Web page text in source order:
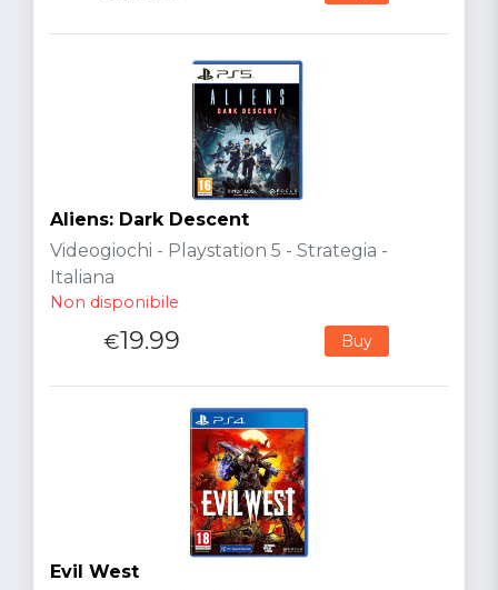
Aliens: Dark Descent
Videogiochi - Playstation 5 - Strategia -
Italiana
Non disponibile
€19.99 Buy
Evil West